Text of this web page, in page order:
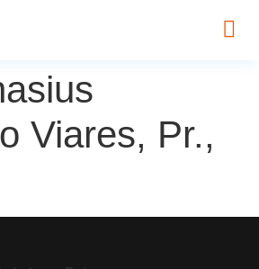
Viares, Pr.,